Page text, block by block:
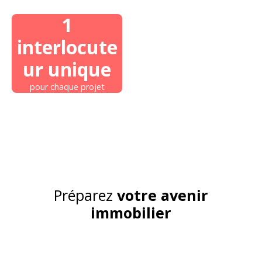
1
interlocute
ur unique
pour chaque projet
Préparez votre avenir
immobilier